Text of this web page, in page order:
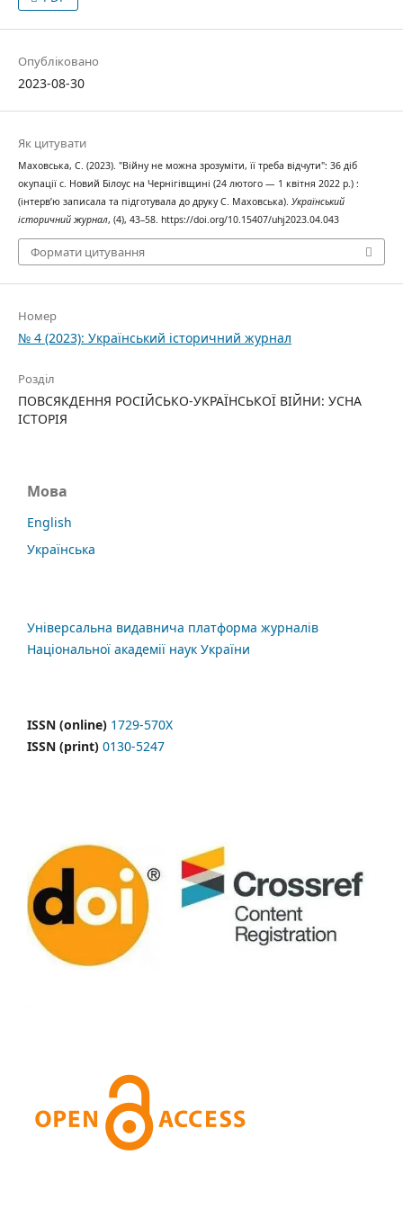
Опубліковано
2023-08-30
Як цитувати
Маховська, С. (2023). "Війну не можна зрозуміти, її треба відчути": 36 діб
окупації с. Новий Білоус на Чернігівщині (24 лютого — 1 квітня 2022 р.) :
(інтерв’ю записала та підготувала до друку С. Маховська). Український
історичний журнал, (4), 43–58. https://doi.org/10.15407/uhj2023.04.043
Формати цитування
Номер
№ 4 (2023): Український історичний журнал
Розділ
ПОВСЯКДЕННЯ РОСІЙСЬКО-УКРАЇНСЬКОЇ ВІЙНИ: УСНА
ІСТОРІЯ
Мова
English
Українська
Універсальна видавнича платформа журналів
Національної академії наук України
ISSN (online) 1729-570X
ISSN (print) 0130-5247